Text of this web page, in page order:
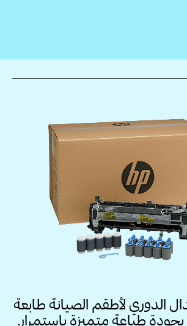
الدوري لأطقم الصيانة طابعة